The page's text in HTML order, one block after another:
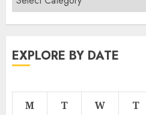
EXPLORE BY DATE
M T W T